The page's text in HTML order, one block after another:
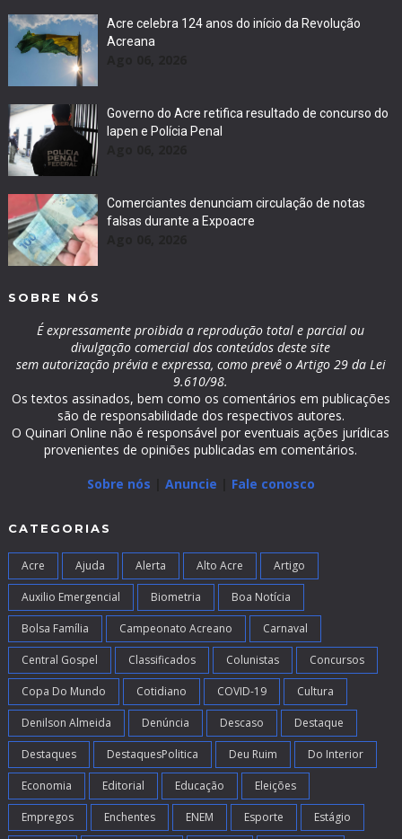
Acre celebra 124 anos do início da Revolução
Acreana
Governo do Acre retifica resultado de concurso do
Iapen e Polícia Penal
Comerciantes denunciam circulação de notas
falsas durante a Expoacre
SOBRE NÓS
É expressamente proibida a reprodução total e parcial ou
divulgação comercial dos conteúdos deste site
sem autorização prévia e expressa, como prevê o Artigo 29 da Lei
9.610/98.
Os textos assinados, bem como os comentários em publicações
são de responsabilidade dos respectivos autores.
O Quinari Online não é responsável por eventuais ações jurídicas
provenientes de opiniões publicadas em comentários.
Sobre nós
Anuncie Fale conosco
CATEGORIAS
Acre Ajuda Alerta Alto Acre Artigo
Auxilio Emergencial Biometria Boa Notícia
Bolsa Família Campeonato Acreano Carnaval
Central Gospel Classificados Colunistas Concursos
Copa Do Mundo Cotidiano COVID-19 Cultura
Denilson Almeida Denúncia Descaso Destaque
Destaques DestaquesPolitica Deu Ruim Do Interior
Economia Editorial Educação Eleições
Empregos Enchentes ENEM Esporte Estágio